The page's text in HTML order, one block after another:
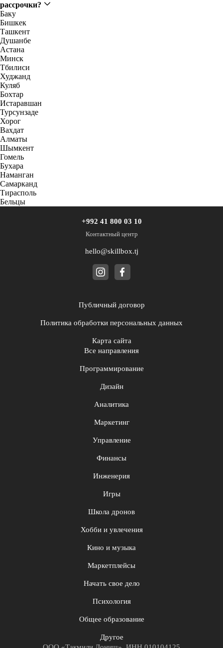
рассрочки?
Баку
Бишкек
Ташкент
Душанбе
Астана
Минск
Тбилиси
Худжанд
Куляб
Бохтар
Истаравшан
Турсунзаде
Хорог
Вахдат
Алматы
Шымкент
Гомель
Бухара
Наманган
Самарканд
Тирасполь
Бельцы
+992 41 800 03 10
Контактный центр
hello@skillbox.tj
Публичный договор
Политика обработки персональных данных
Карта сайта
Все направления
Программирование
Дизайн
Аналитика
Маркетинг
Управление
Финансы
Инженерия
Игры
Школа дронов
Хобби и увлечения
Кино и музыка
Маркетплейсы
Начать свое дело
Психология
Общее образование
Другое